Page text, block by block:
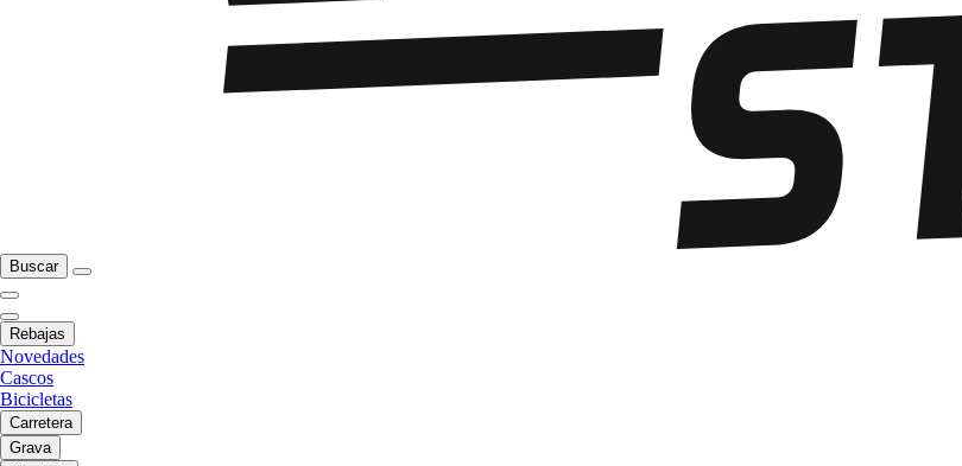
Buscar
Rebajas
Novedades
Cascos
Bicicletas
Carretera
Grava